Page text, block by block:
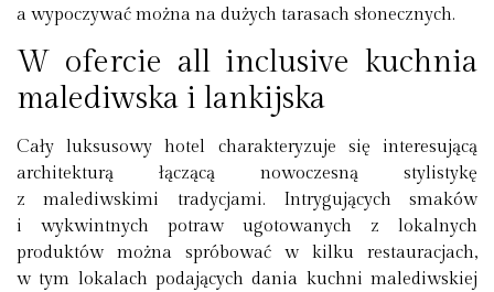
a wypoczywać można na dużych tarasach słonecznych.
W ofercie all inclusive kuchnia
malediwska i lankijska
Cały luksusowy hotel charakteryzuje się interesującą
architekturą łączącą nowoczesną stylistykę
z malediwskimi tradycjami. Intrygujących smaków
i wykwintnych potraw ugotowanych z lokalnych
produktów można spróbować w kilku restauracjach,
w tym lokalach podających dania kuchni malediwskiej